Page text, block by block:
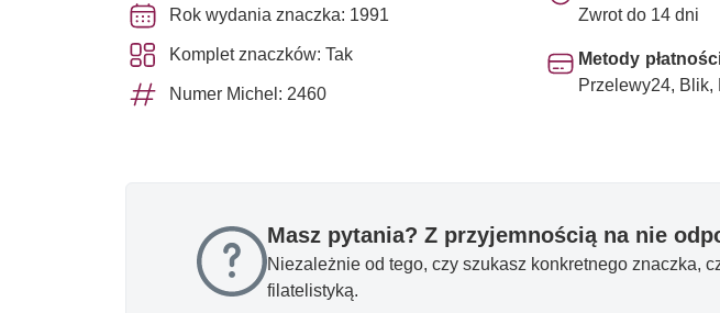
Rok wydania znaczka: 1991
Komplet znaczków: Tak
Numer Michel: 2460
Zwrot do 14 dni
Metody
Przelewy24, Blik,
Masz pytania? Z przyjemnością na nie
Niezależnie od tego, czy szukasz konkretnego znaczka,
filatelistyką.